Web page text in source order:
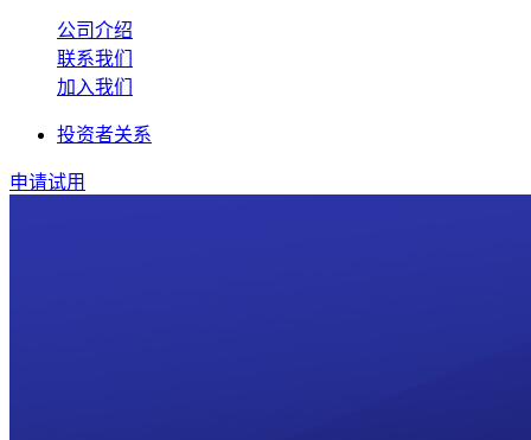
公司介绍
联系我们
加入我们
投资者关系
申请试用